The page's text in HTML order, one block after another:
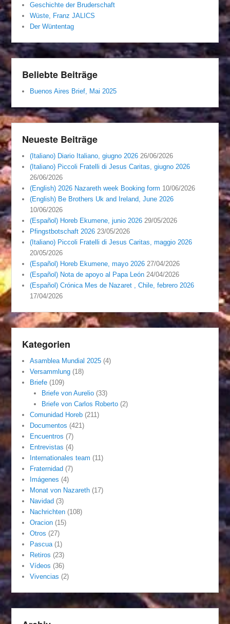
Geschichte der Bruderschaft
Wüste, Franz JALICS
Der Wüntentag
Beliebte Beiträge
Buenos Aires Brief, Mai 2025
Neueste Beiträge
(Italiano) Diario Italiano, giugno 2026 26/06/2026
(Italiano) Piccoli Fratelli di Jesus Caritas, giugno 2026
26/06/2026
(English) 2026 Nazareth week Booking form 10/06/2026
(English) Be Brothers Uk and Ireland, June 2026
10/06/2026
(Español) Horeb Ekumene, junio 2026 29/05/2026
Pfingstbotschaft 2026 23/05/2026
(Italiano) Piccoli Fratelli di Jesus Caritas, maggio 2026
20/05/2026
(Español) Horeb Ekumene, mayo 2026 27/04/2026
(Español) Nota de apoyo al Papa León 24/04/2026
(Español) Crónica Mes de Nazaret , Chile, febrero 2026
17/04/2026
Kategorien
Asamblea Mundial 2025 (4)
Versammlung (18)
Briefe (109)
Briefe von Aurelio(33)
Briefe von Carlos Roberto(2)
Comunidad Horeb (211)
Documentos (421)
Encuentros (7)
Entrevistas (4)
Internationales team (11)
Fraternidad (7)
Imágenes (4)
Monat von Nazareth (17)
Navidad (3)
Nachrichten (108)
Oracion (15)
Otros (27)
Pascua (1)
Retiros (23)
Vídeos (36)
Vivencias (2)